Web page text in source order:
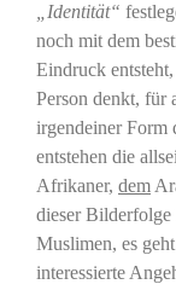
„Identität“
noch mit dem
Eindruck
Person denkt, für
irgendeiner Form
entstehen die
Afrikaner, dem
dieser Bilderfolge
Muslimen, es
interessierte